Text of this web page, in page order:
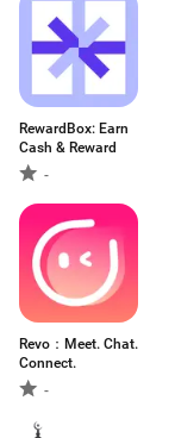
RewardBox: Earn
Cash & Reward
-
Revo：Meet. Chat.
Connect.
-